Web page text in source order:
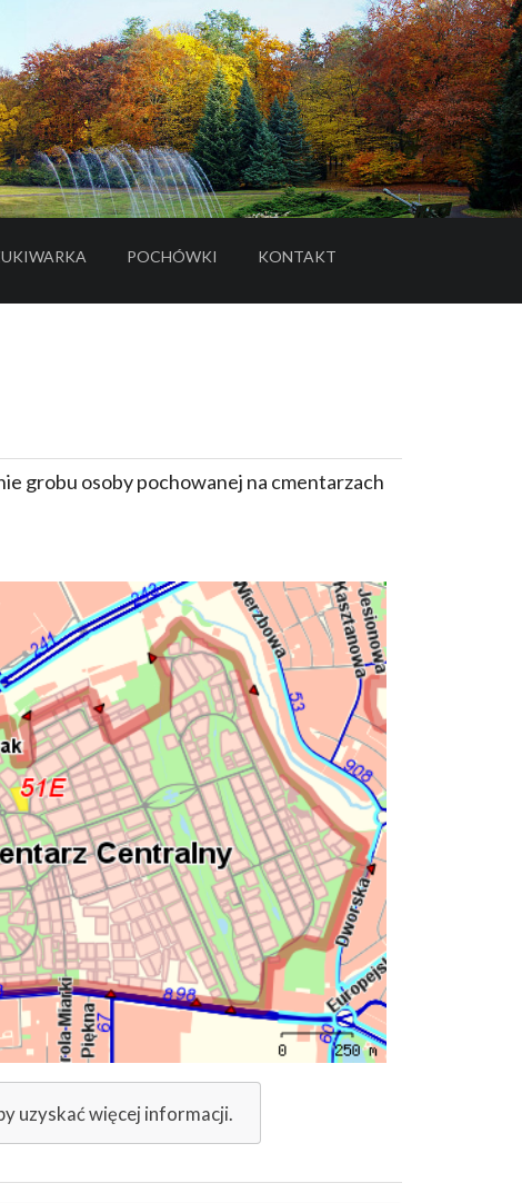
POCHÓWKI
- LINK DO SERWISU ZEWNĘTRZNEGO
KONTAKT
grobu osoby pochowanej na cmentarzach
uzyskać więcej informacji.